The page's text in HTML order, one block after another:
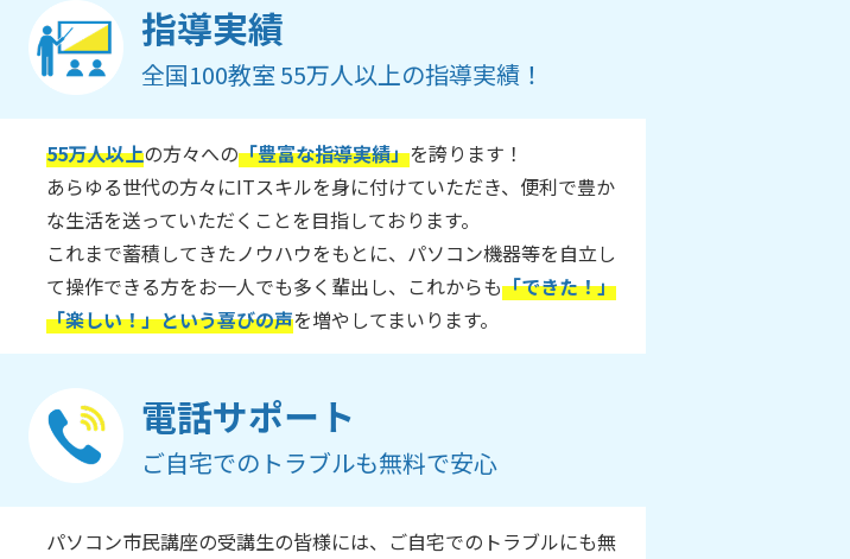
指導実績
全国100教室 55万人以上の指導実績！
55万人以上の方々への「豊富な指導実績」を誇ります！
あらゆる世代の方々にITスキルを身に付けていただき、便利で豊か
な生活を送っていただくことを目指しております。
これまで蓄積してきたノウハウをもとに、パソコン機器等を自立し
て操作できる方をお一人でも多く輩出し、これからも「できた！」
「楽しい！」という喜びの声を増やしてまいります。
電話サポート
ご自宅でのトラブルも無料で安心
パソコン市民講座の受講生の皆様には、ご自宅でのトラブルにも無